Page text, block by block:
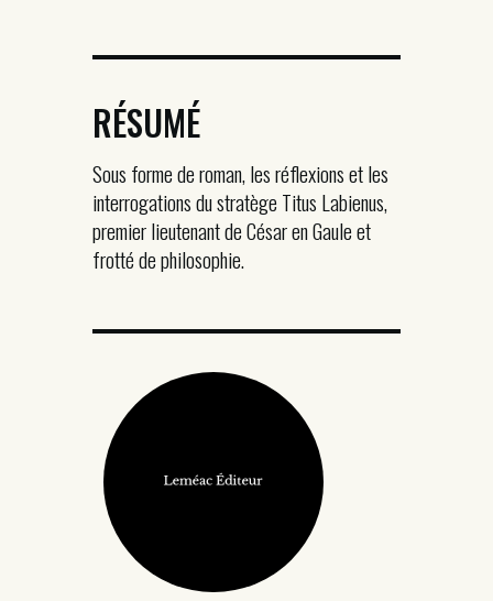
RÉSUMÉ
Sous forme de roman, les réflexions et les
interrogations du stratège Titus Labienus,
premier lieutenant de César en Gaule et
frotté de philosophie.